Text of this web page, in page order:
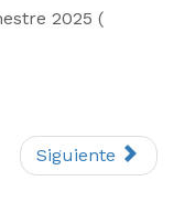
2025 (
Siguiente